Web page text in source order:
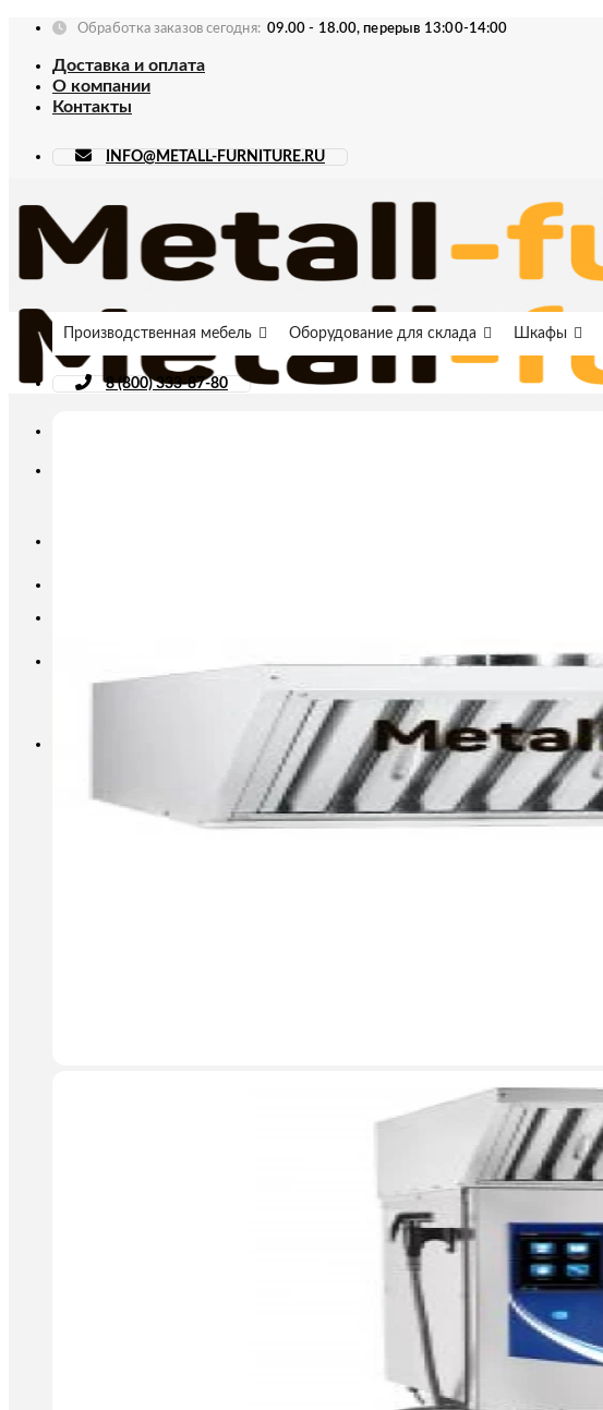
Skip
content
Обработка заказов сегодня: 09.00 - 18.00, перерыв 13:00-14:00
Доставка и оплата
О компании
Контакты
INFO@METALL-FURNITURE.RU
Производственная мебель Оборудование для склада Шкафы
8 (800) 333-87-80